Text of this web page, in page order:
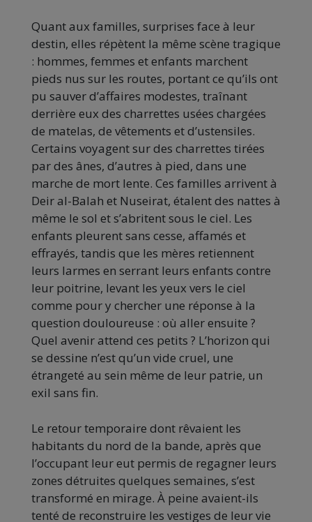
Quant aux familles, surprises face à leur
destin, elles répètent la même scène tragique
: hommes, femmes et enfants marchent
pieds nus sur les routes, portant ce qu’ils ont
pu sauver d’affaires modestes, traînant
derrière eux des charrettes usées chargées
de matelas, de vêtements et d’ustensiles.
Certains voyagent sur des charrettes tirées
par des ânes, d’autres à pied, dans une
marche de mort lente. Ces familles arrivent à
Deir al-Balah et Nuseirat, étalent des nattes à
même le sol et s’abritent sous le ciel. Les
enfants pleurent sans cesse, affamés et
effrayés, tandis que les mères retiennent
leurs larmes en serrant leurs enfants contre
leur poitrine, levant les yeux vers le ciel
comme pour y chercher une réponse à la
question douloureuse : où aller ensuite ?
Quel avenir attend ces petits ? L’horizon qui
se dessine n’est qu’un vide cruel, une
étrangeté au sein même de leur patrie, un
exil sans fin.
Le retour temporaire dont rêvaient les
habitants du nord de la bande, après que
l’occupant leur eut permis de regagner leurs
zones détruites quelques semaines, s’est
transformé en mirage. À peine avaient-ils
tenté de reconstruire les vestiges de leur vie